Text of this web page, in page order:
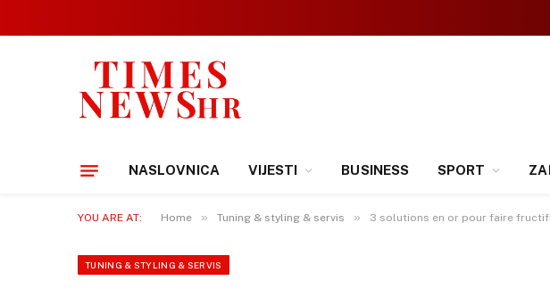
NASLOVNICA VIJESTI BUSINESS SPORT
YOU ARE AT: Home » Tuning & styling & servis » 3 solutions en or pour faire
TUNING & STYLING & SERVIS